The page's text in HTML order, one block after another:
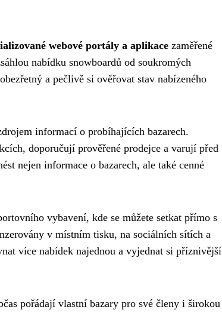
webové portály a aplikace zaměřené
nabídku snowboardů od soukromých
a pečlivě si ověřovat stav nabízeného
informací o probíhajících bazarech.
doporučují prověřené prodejce a varují před
nejen informace o bazarech, ale také cenné
vybavení, kde se můžete setkat přímo s
v místním tisku, na sociálních sítích a
více nabídek najednou a vyjednat si příznivější
pořádají vlastní bazary pro své členy i širokou